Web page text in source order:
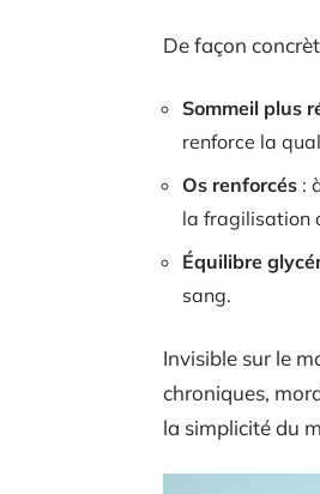
De façon
Sommeil plus
renforce la
Os renforcés :
la fragilisation
Équilibre
sang.
Invisible sur le
chroniques,
la simplicité du